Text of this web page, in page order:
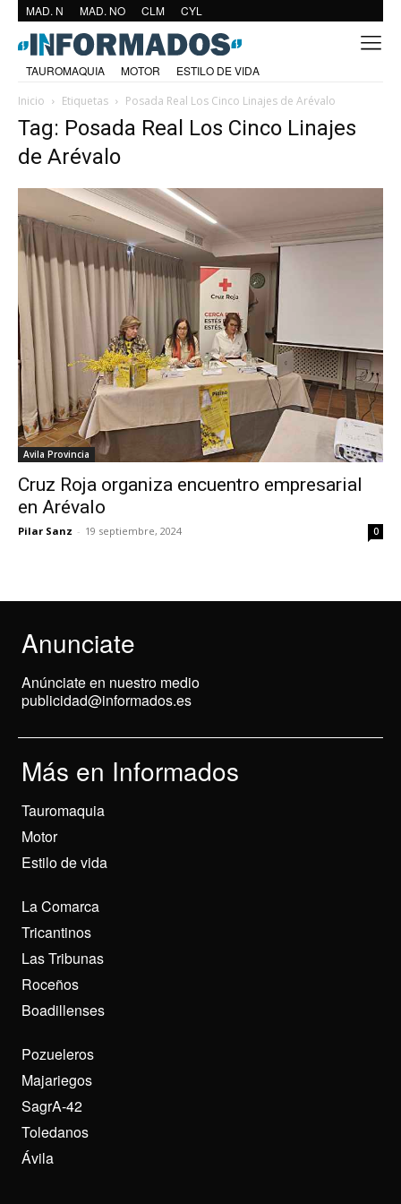
MAD. N MAD. NO CLM CYL
TAUROMAQUIA MOTOR
ESTILO DE VIDA
Inicio
Etiquetas Posada Real Los Cinco Linajes de Arévalo
Tag: Posada Real Los Cinco Linajes
de Arévalo
Avila Provincia
Cruz Roja organiza encuentro empresarial
en Arévalo
Pilar Sanz - 19 septiembre, 2024 0
Anunciate
Anúnciate en nuestro medio
publicidad@informados.es
Más en Informados
Tauromaquia
Motor
Estilo de vida
La Comarca
Tricantinos
Las Tribunas
Roceños
Boadillenses
Pozueleros
Majariegos
SagrA-42
Toledanos
Ávila